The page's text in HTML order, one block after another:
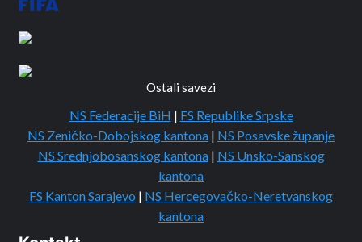
Ostali savezi
NS Federacije BiH | FS Republike Srpske
NS Zeničko-Dobojskog kantona | NS Posavske županje
NS Srednjobosanskog kantona | NS Unsko-Sanskog
kantona
FS Kanton Sarajevo | NS Hercegovačko-Neretvanskog
kantona